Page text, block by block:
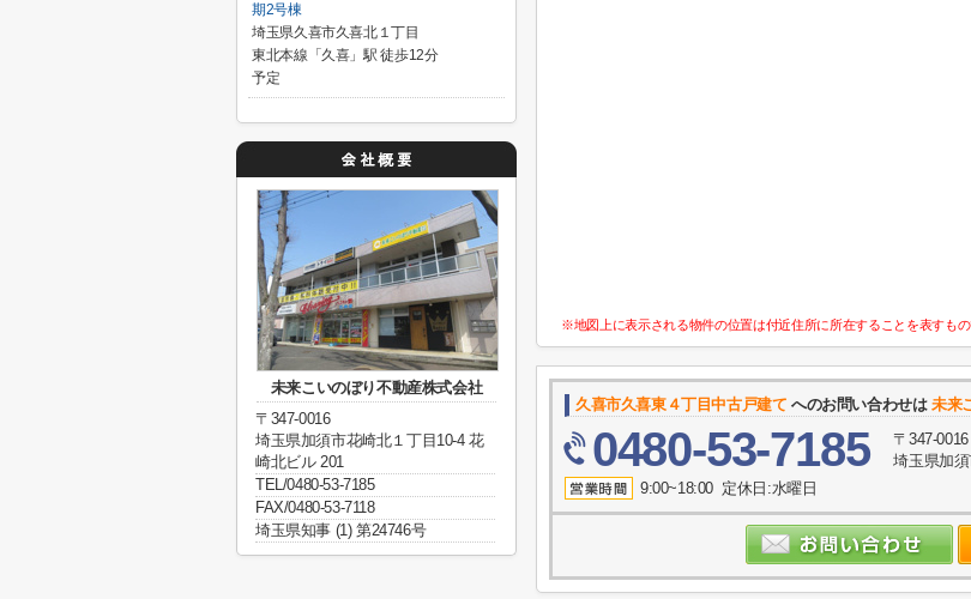
※地図上に表示される物件の位置は付近住所に所在することを表すも
久喜市久喜東４丁目中古戸建て へのお問い合わせは未来
0480-53-7185
〒347-0016
埼玉県加
9:00~18:00 定休日:水曜日
期2号棟
埼玉県久喜市久喜北１丁目
東北本線「久喜」駅 徒歩12分
予定
未来こいのぼり不動産株式会社
〒347-0016
埼玉県加須市花崎北１丁目10-4 花
崎北ビル 201
TEL/0480-53-7185
FAX/0480-53-7118
埼玉県知事 (1) 第24746号